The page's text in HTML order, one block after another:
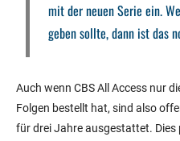
mit der neuen Serie ein.
geben sollte, dann ist das
Auch wenn CBS All Access nur
Folgen bestellt hat, sind also
für drei Jahre ausgestattet. Dies